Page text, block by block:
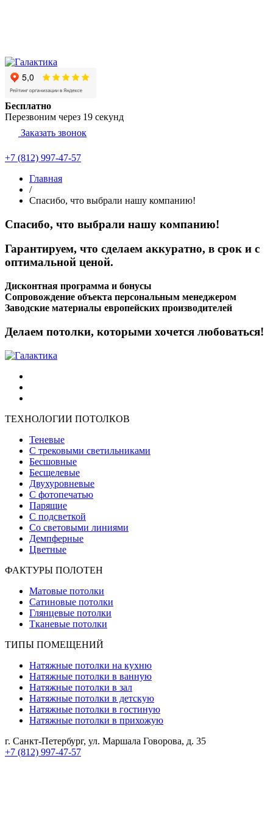
Бесплатно
Перезвоним через 19 секунд
Заказать звонок
+7 (812) 997-47-57
Главная
/
Спасибо, что выбрали нашу компанию!
Спасибо, что выбрали нашу компанию!
Гарантируем, что сделаем аккуратно, в срок и с
оптимальной ценой.
Дисконтная программа и бонусы
Сопровождение объекта персональным менеджером
Заводские материалы европейских производителей
Делаем потолки, которыми хочется любоваться!
ТЕХНОЛОГИИ ПОТОЛКОВ
Теневые
С трековыми светильниками
Бесшовные
Бесщелевые
Двухуровневые
С фотопечатью
Парящие
С подсветкой
Со световыми линиями
Демпферные
Цветные
ФАКТУРЫ ПОЛОТЕН
Матовые потолки
Сатиновые потолки
Глянцевые потолки
Тканевые потолки
ТИПЫ ПОМЕЩЕНИЙ
Натяжные потолки на кухню
Натяжные потолки в ванную
Натяжные потолки в зал
Натяжные потолки в детскую
Натяжные потолки в гостиную
Натяжные потолки в прихожую
г. Санкт-Петербург, ул. Маршала Говорова, д. 35
+7 (812) 997-47-57